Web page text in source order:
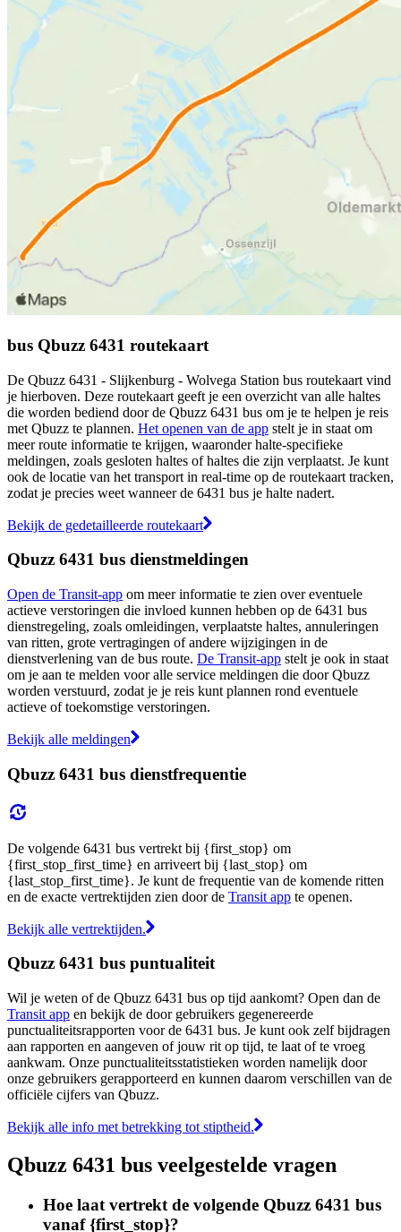
bus Qbuzz 6431 routekaart
De Qbuzz 6431 - Slijkenburg - Wolvega Station bus routekaart vind
je hierboven. Deze routekaart geeft je een overzicht van alle haltes
die worden bediend door de Qbuzz 6431 bus om je te helpen je reis
met Qbuzz te plannen. Het openen van de app stelt je in staat om
meer route informatie te krijgen, waaronder halte-specifieke
meldingen, zoals gesloten haltes of haltes die zijn verplaatst. Je kunt
ook de locatie van het transport in real-time op de routekaart tracken,
zodat je precies weet wanneer de 6431 bus je halte nadert.
Bekijk de gedetailleerde routekaart
Qbuzz 6431 bus dienstmeldingen
Open de Transit-app om meer informatie te zien over eventuele
actieve verstoringen die invloed kunnen hebben op de 6431 bus
dienstregeling, zoals omleidingen, verplaatste haltes, annuleringen
van ritten, grote vertragingen of andere wijzigingen in de
dienstverlening van de bus route. De Transit-app stelt je ook in staat
om je aan te melden voor alle service meldingen die door Qbuzz
worden verstuurd, zodat je je reis kunt plannen rond eventuele
actieve of toekomstige verstoringen.
Bekijk alle meldingen
Qbuzz 6431 bus dienstfrequentie
De volgende 6431 bus vertrekt bij {first_stop} om
{first_stop_first_time} en arriveert bij {last_stop} om
{last_stop_first_time}. Je kunt de frequentie van de komende ritten
en de exacte vertrektijden zien door de Transit app te openen.
Bekijk alle vertrektijden.
Qbuzz 6431 bus puntualiteit
Wil je weten of de Qbuzz 6431 bus op tijd aankomt? Open dan de
Transit app en bekijk de door gebruikers gegenereerde
punctualiteitsrapporten voor de 6431 bus. Je kunt ook zelf bijdragen
aan rapporten en aangeven of jouw rit op tijd, te laat of te vroeg
aankwam. Onze punctualiteitsstatistieken worden namelijk door
onze gebruikers gerapporteerd en kunnen daarom verschillen van de
officiële cijfers van Qbuzz.
Bekijk alle info met betrekking tot stiptheid.
Qbuzz 6431 bus veelgestelde vragen
Hoe laat vertrekt de volgende Qbuzz 6431 bus
vanaf {first_stop}?